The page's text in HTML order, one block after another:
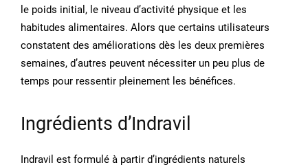
le poids initial, le niveau d’activité physique et les
habitudes alimentaires. Alors que certains utilisateurs
constatent des améliorations dès les deux premières
semaines, d’autres peuvent nécessiter un peu plus de
temps pour ressentir pleinement les bénéfices.
Ingrédients d’Indravil
Indravil est formulé à partir d’ingrédients naturels